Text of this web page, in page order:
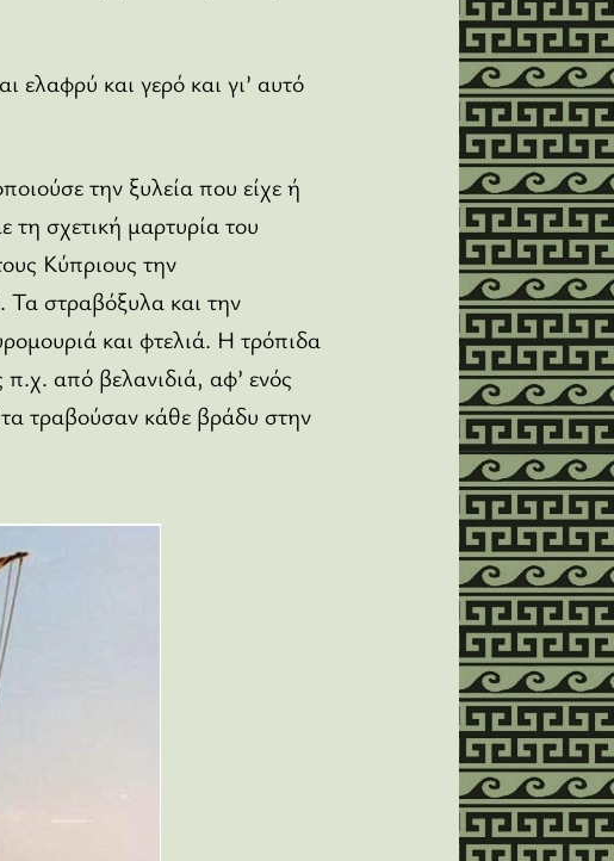
και γερό και γι’ αυτό
την ξυλεία που είχε ή
σχετική μαρτυρία του
Κύπριους την
Τα στραβόξυλα και την
και φτελιά. Η τρόπιδα
από βελανιδιά, αφ’ ενός
τραβούσαν κάθε βράδυ στην